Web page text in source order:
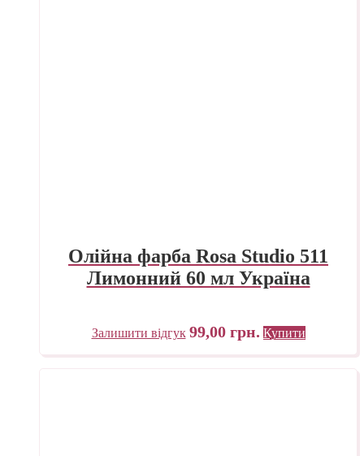
Олійна фарба Rosa Studio 511
Лимонний 60 мл Україна
Залишити відгук 99,00 грн. Купити